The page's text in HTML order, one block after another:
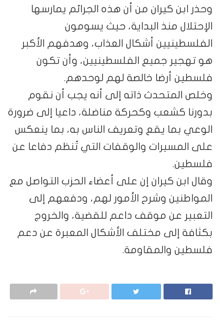
وحذر ابن كيران من أن هذه الجرائم يمارسها
الإحتلال منذ البداية، حيث يسومون
الفلسطينيين أشكال العذاب، وهدفهم الأكبر
هو تهجير جميع الفلسطينيين، وأن تكون
فلسطين أرضا خالصة لهم لوحدهم.
وخلص المتحدث ذاته إلى أنه يجب أن نقوم
بدورنا كشعب وكحركة مناضلة، داعيا إلى ضرورة
الوعي بما يقع وتعريف الناس به، بما ينعكس
على المسيرات والوقفات التي تُنظم دفاعا عن
فلسطين.
وقال ابن كيران إن على أعضاء الحزب التواصل مع
المواطنين وشرح الأمور لهم، ودفعهم إلى
التعبير عن موقف داعم للقضية، والخروج
بكثافة إلى مختلف الأشكال المعبرة عن دعم
فلسطين والمقاومة.